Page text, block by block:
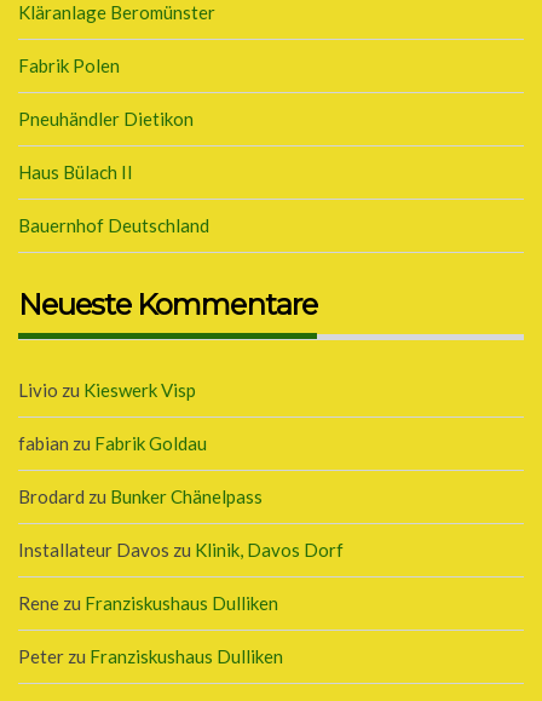
Kläranlage Beromünster
Fabrik Polen
Pneuhändler Dietikon
Haus Bülach II
Bauernhof Deutschland
Neueste Kommentare
Livio zu Kieswerk Visp
fabian zu Fabrik Goldau
Brodard zu Bunker Chänelpass
Installateur Davos zu Klinik, Davos Dorf
Rene zu Franziskushaus Dulliken
Peter zu Franziskushaus Dulliken